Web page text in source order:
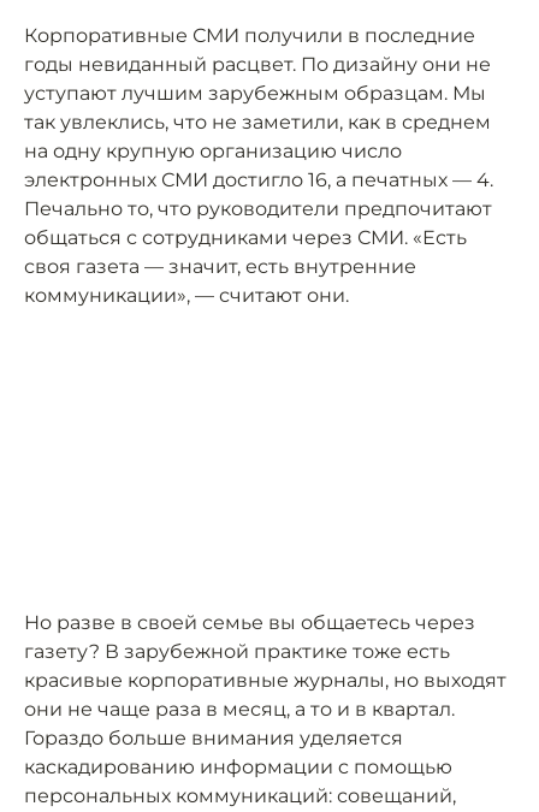
Корпоративные СМИ получили в последние
годы невиданный расцвет. По дизайну они не
уступают лучшим зарубежным образцам. Мы
так увлеклись, что не заметили, как в среднем
на одну крупную организацию число
электронных СМИ достигло 16, а печатных — 4.
Печально то, что руководители предпочитают
общаться с сотрудниками через СМИ. «Есть
своя газета — значит, есть внутренние
коммуникации», — считают они.
Но разве в своей семье вы общаетесь через
газету? В зарубежной практике тоже есть
красивые корпоративные журналы, но выходят
они не чаще раза в месяц, а то и в квартал.
Гораздо больше внимания уделяется
каскадированию информации c помощью
персональных коммуникаций: совещаний,